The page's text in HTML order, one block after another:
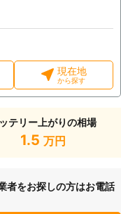
現在地
から探す
テリー上がりの相場
1.5 万円
者をお探しの方はお電話